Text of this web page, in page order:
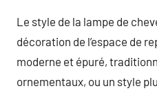
Le style de la lampe de
décoration de l’espace de
moderne et épuré,
ornementaux, ou un style